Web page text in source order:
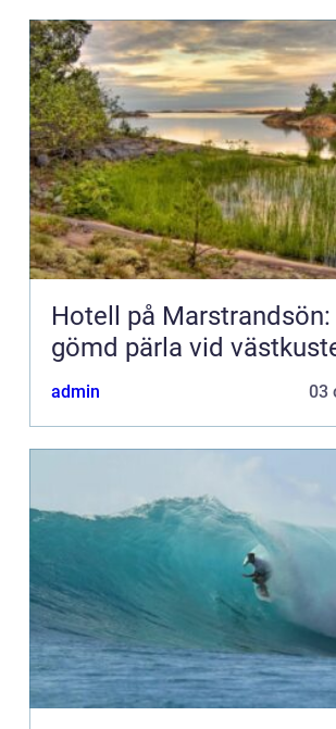
Hotell på Marstrandsön:
gömd pärla vid
admin 03